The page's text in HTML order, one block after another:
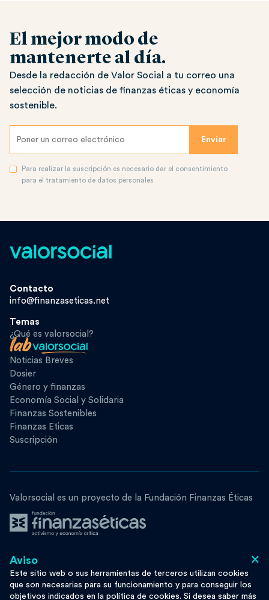
El mejor modo de
mantenerte al día.
Desde la redacción de Valor Social a tu correo una
selección de noticias de finanzas éticas y economía
sostenible.
Para realizar la suscripción es necesario dar el consentimiento
para el tratamiento de datos personales
Contacto
info@finanzaseticas.net
Temas
¿Qué es valorsocial?
Noticias Breves
Dosier
Género y finanzas
Economía Social y Solidaria
Finanzas Sostenibles
Finanzas Eticas
Suscripción
Valorsocial es un proyecto de la Fundación Finanzas Éticas
Síguenos ×
Aviso
Este sitio web o sus herramientas de terceros utilizan cookies
que son necesarias para su funcionamiento y para conseguir los
objetivos indicados en la política de cookies. Si desea saber más